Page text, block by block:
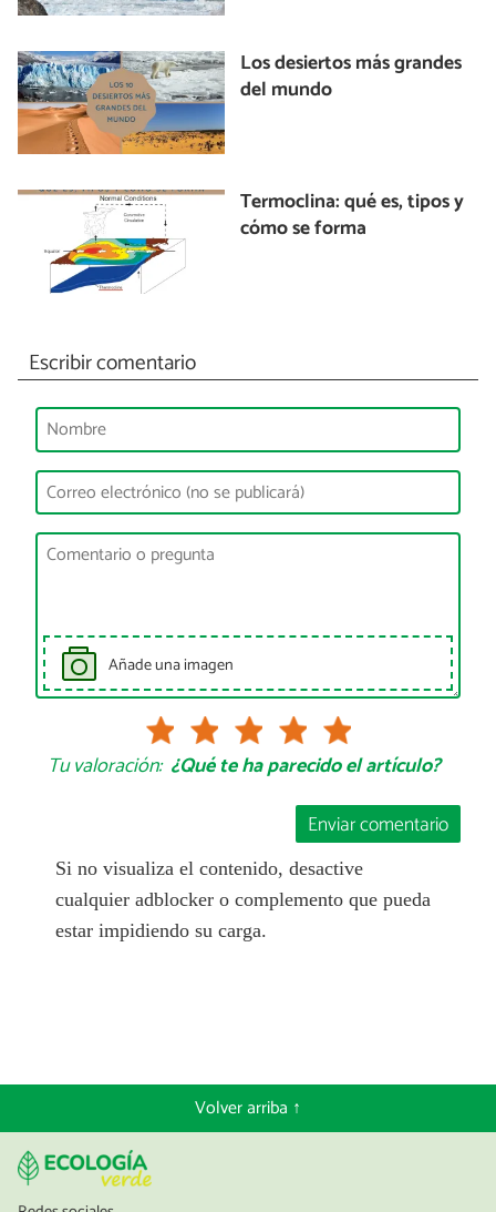
Los desiertos más grandes
del mundo
Termoclina: qué es, tipos y
cómo se forma
Escribir comentario
Añade una imagen
Tu valoración: ¿Qué te ha parecido el artículo?
Enviar comentario
Si no visualiza el contenido, desactive
cualquier adblocker o complemento que pueda
estar impidiendo su carga.
Volver arriba ↑